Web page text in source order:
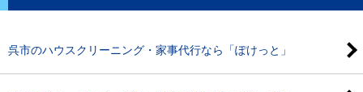
呉市のハウスクリーニング・家事代行なら「ぽけっと」